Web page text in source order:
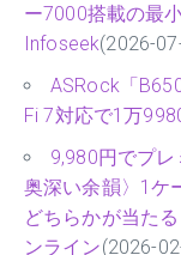
ー7000搭載の最
Infoseek(2026-
ASRock「
Fi 7対応で1万
9,980円でプ
奥深い余韻〉1ケ
どちらかが当た
ンライン(2026-